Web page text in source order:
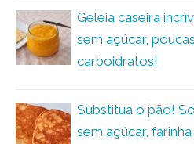
Geleia caseira
sem açúcar,
carboidratos!
Substitua o pão!
sem açúcar,